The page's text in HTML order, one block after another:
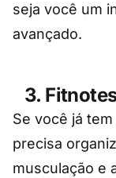
seja você um
avançado.
3.
Se você já
precisa
musculação e